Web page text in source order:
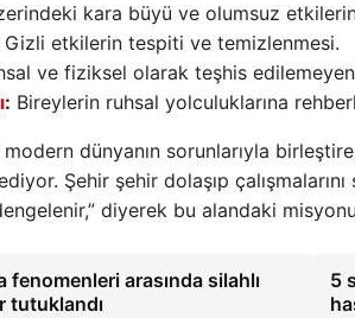
kara büyü ve olumsuz
Gizli etkilerin tespiti ve temizlenmesi.
ve fiziksel olarak teşhis edilemeyen
: Bireylerin ruhsal yolculuklarına
dünyanın sorunlarıyla
Şehir şehir dolaşıp
diyerek bu alandaki
arasında silahlı
tutuklandı
5